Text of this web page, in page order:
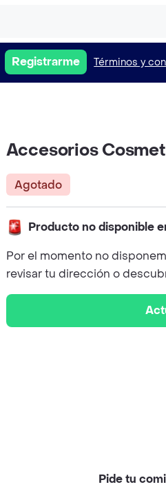
Registrarme Términos y
Accesorios
Agotado
Producto no disponible
Por el momento no
revisar tu dirección o
Pide tu